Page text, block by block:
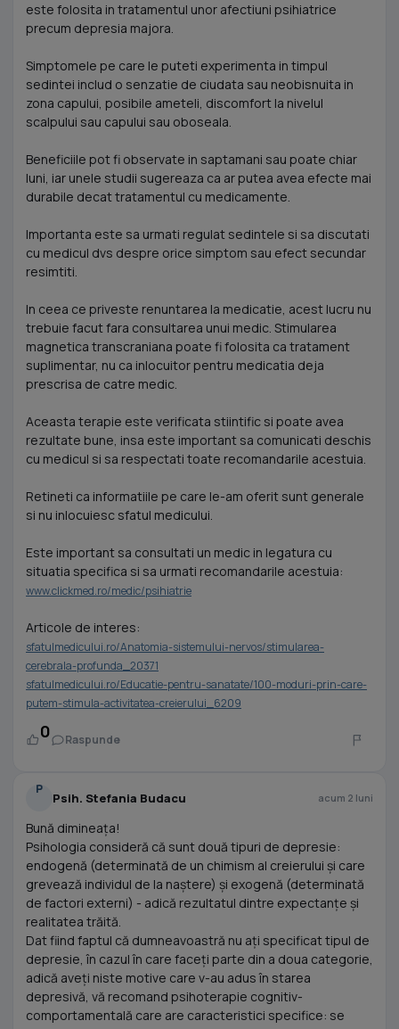
este folosita in tratamentul unor afectiuni psihiatrice
precum depresia majora.
Simptomele pe care le puteti experimenta in timpul
sedintei includ o senzatie de ciudata sau neobisnuita in
zona capului, posibile ameteli, discomfort la nivelul
scalpului sau capului sau oboseala.
Beneficiile pot fi observate in saptamani sau poate chiar
luni, iar unele studii sugereaza ca ar putea avea efecte mai
durabile decat tratamentul cu medicamente.
Importanta este sa urmati regulat sedintele si sa discutati
cu medicul dvs despre orice simptom sau efect secundar
resimtiti.
In ceea ce priveste renuntarea la medicatie, acest lucru nu
trebuie facut fara consultarea unui medic. Stimularea
magnetica transcraniana poate fi folosita ca tratament
suplimentar, nu ca inlocuitor pentru medicatia deja
prescrisa de catre medic.
Aceasta terapie este verificata stiintific si poate avea
rezultate bune, insa este important sa comunicati deschis
cu medicul si sa respectati toate recomandarile acestuia.
Retineti ca informatiile pe care le-am oferit sunt generale
si nu inlocuiesc sfatul medicului.
Este important sa consultati un medic in legatura cu
situatia specifica si sa urmati recomandarile acestuia:
www.clickmed.ro/medic/psihiatrie
Articole de interes:
sfatulmedicului.ro/Anatomia-sistemului-nervos/stimularea-
cerebrala-profunda_20371
sfatulmedicului.ro/Educatie-pentru-sanatate/100-moduri-prin-care-
putem-stimula-activitatea-creierului_6209
0 Raspunde
P
Psih. Stefania Budacu acum 2 luni
Bună dimineața!
Psihologia consideră că sunt două tipuri de depresie:
endogenă (determinată de un chimism al creierului și care
grevează individul de la naștere) și exogenă (determinată
de factori externi) - adică rezultatul dintre expectanțe și
realitatea trăită.
Dat fiind faptul că dumneavoastră nu ați specificat tipul de
depresie, în cazul în care faceți parte din a doua categorie,
adică aveți niste motive care v-au adus în starea
depresivă, vă recomand psihoterapie cognitiv-
comportamentală care are caracteristici specifice: se